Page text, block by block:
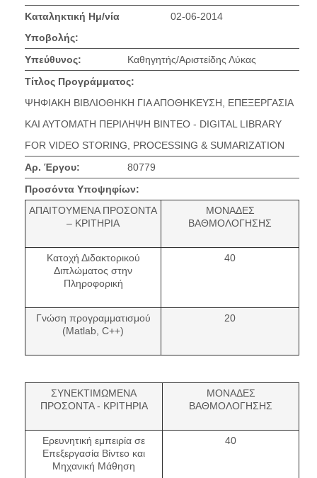
Καταληκτική Ημ/νία
Υποβολής:
02-06-2014
Υπεύθυνος:
Καθηγητής/Αριστείδης Λύκας
Τίτλος Προγράμματος:
ΨΗΦΙΑΚΗ ΒΙΒΛΙΟΘΗΚΗ ΓΙΑ ΑΠΟΘΗΚΕΥΣΗ, ΕΠΕΞΕΡΓΑΣΙΑ
ΚΑΙ ΑΥΤΟΜΑΤΗ ΠΕΡΙΛΗΨΗ ΒΙΝΤΕΟ - DIGITAL LIBRARY
FOR VIDEO STORING, PROCESSING & SUMARIZATION
Αρ. Έργου:
80779
Προσόντα Υποψηφίων:
ΑΠΑΙΤΟΥΜΕΝΑ ΠΡΟΣΟΝΤΑ
– ΚΡΙΤΗΡΙΑ
ΜΟΝΑΔΕΣ
ΒΑΘΜΟΛΟΓΗΣΗΣ
Κατοχή Διδακτορικού
Διπλώματος στην
Πληροφορική
40
Γνώση προγραμματισμού
(Matlab, C++)
20
ΣΥΝΕΚΤΙΜΩΜΕΝΑ
ΠΡΟΣΟΝΤΑ - ΚΡΙΤΗΡΙΑ
ΜΟΝΑΔΕΣ
ΒΑΘΜΟΛΟΓΗΣΗΣ
Ερευνητική εμπειρία σε
Επεξεργασία Βίντεο και
Μηχανική Μάθηση
40